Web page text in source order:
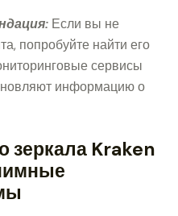
Если вы не
попробуйте найти его
сервисы
информацию о
зеркала Kraken